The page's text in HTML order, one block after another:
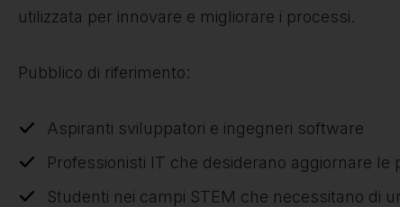
utilizzata per innovare e migliorare i processi.
Pubblico di riferimento:
Aspiranti sviluppatori e ingegneri software
Professionisti IT che desiderano aggiornare
Studenti nei campi STEM che necessitano di